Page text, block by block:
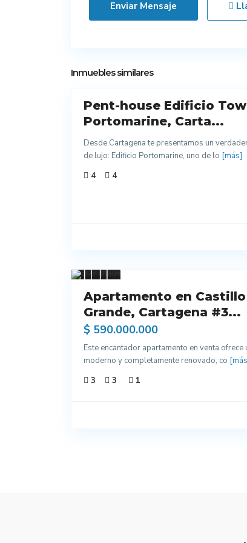
Inmuebles similares
13
Pent-house Edificio
Portomarine, Carta...
Desde Cartagena te presentamos un
de lujo: Edificio Portomarine, uno de lo [más]
4
4
Excelentes
Acabados
Apartamento en Castillo
Grande, Cartagena #3...
$ 590.000.000
Este encantador apartamento en venta ofrece
moderno y completamente renovado, co
3
3 1